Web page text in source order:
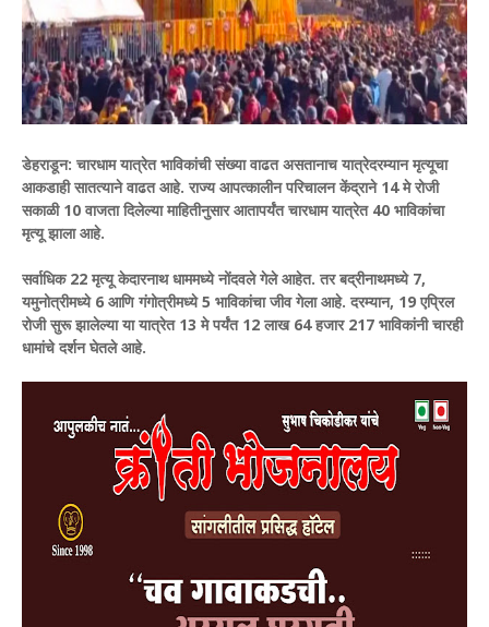
डेहराडून: चारधाम यात्रेत भाविकांची संख्या वाढत असतानाच यात्रेदरम्यान मृत्यूचा
आकडाही सातत्याने वाढत आहे. राज्य आपत्कालीन परिचालन केंद्राने 14 मे रोजी
सकाळी 10 वाजता दिलेल्या माहितीनुसार आतापर्यंत चारधाम यात्रेत 40 भाविकांचा
मृत्यू झाला आहे.
सर्वाधिक 22 मृत्यू केदारनाथ धाममध्ये नोंदवले गेले आहेत. तर बद्रीनाथमध्ये 7,
यमुनोत्रीमध्ये 6 आणि गंगोत्रीमध्ये 5 भाविकांचा जीव गेला आहे. दरम्यान, 19 एप्रिल
रोजी सुरू झालेल्या या यात्रेत 13 मे पर्यंत 12 लाख 64 हजार 217 भाविकांनी चारही
धामांचे दर्शन घेतले आहे.